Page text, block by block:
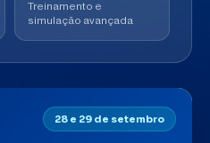
Treinamento e
simulação avançada
28 e 29 de setembro